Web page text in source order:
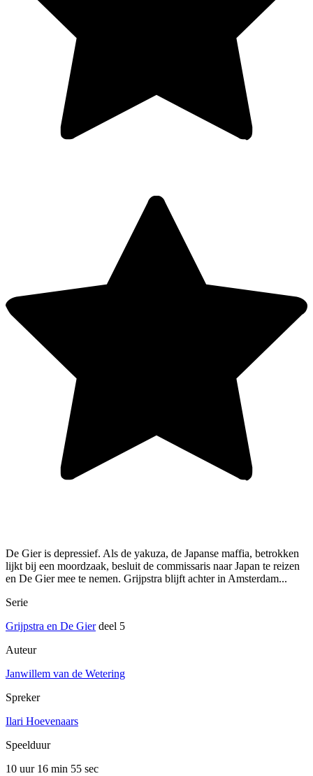
De Gier is depressief. Als de yakuza, de Japanse maffia, betrokken
lijkt bij een moordzaak, besluit de commissaris naar Japan te reizen
en De Gier mee te nemen. Grijpstra blijft achter in Amsterdam...
Serie
Grijpstra en De Gierdeel 5
Auteur
Janwillem van de Wetering
Spreker
Ilari Hoevenaars
Speelduur
10 uur 16 min 55 sec